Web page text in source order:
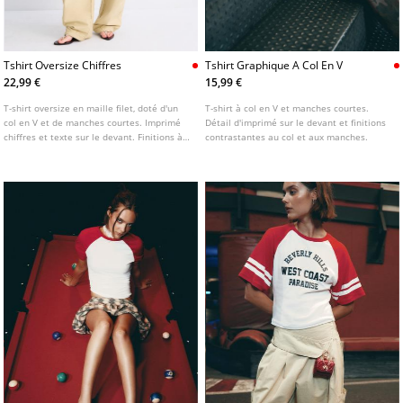
Tshirt Oversize Chiffres
22,99 €
T-shirt oversize en maille filet, doté d'un
col en V et de manches courtes. Imprimé
chiffres et texte sur le devant. Finitions à
couleurs.
Tshirt Graphique A Col En V
15,99 €
T-shirt à col en V et manches courtes.
Détail d'imprimé sur le devant et finitions
contrastantes au col et aux manches.